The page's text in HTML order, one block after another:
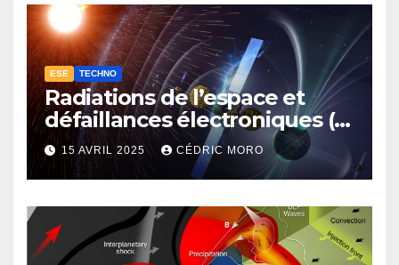
ESE TECHNO
Radiations de l’espace et
défaillances électroniques (1-
4-3-1)
15 AVRIL 2025 CÉDRIC MORO